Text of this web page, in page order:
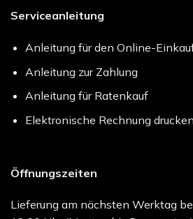
Serviceanleitung
Anleitung für den Online-
Anleitung zur Zahlung
Anleitung für Ratenkauf
Elektronische Rechnung drucken
Öffnungszeiten
Lieferung am nächsten Werktag